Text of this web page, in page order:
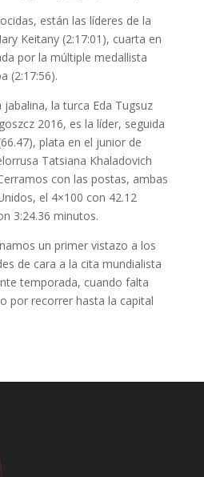
están las líderes de la
Keitany (2:17:01), cuarta en
por la múltiple medallista
(2:17:56).
la turca Eda Tugsuz
2016, es la líder, seguida
plata en el junior de
Tatsiana Khaladovich
con las postas, ambas
el 4×100 con 42.12
3:24.36 minutos.
un primer vistazo a los
de cara a la cita mundialista
temporada, cuando falta
por recorrer hasta la capital